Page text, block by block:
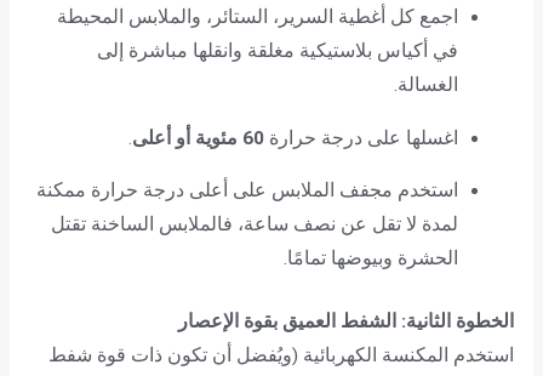
اجمع كل أغطية السرير، الستائر، والملابس المحيطة
في أكياس بلاستيكية مغلقة وانقلها مباشرة إلى
الغسالة.
اغسلها على درجة حرارة60 مئوية أو أعلى .
استخدم مجفف الملابس على أعلى درجة حرارة ممكنة
لمدة لا تقل عن نصف ساعة، فالملابس الساخنة تقتل
الحشرة وبيوضها تمامًا.
الخطوة الثانية: الشفط العميق بقوة الإعصار
استخدم المكنسة الكهربائية (ويُفضل أن تكون ذات قوة شفط